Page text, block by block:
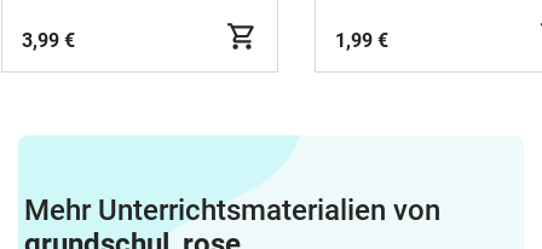
3,99 € 1,99 €
Mehr Unterrichtsmaterialien von